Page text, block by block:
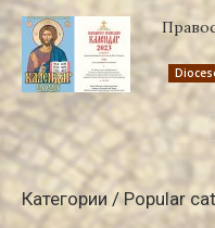
Категории / Popular